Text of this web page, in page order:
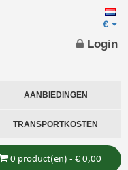
AANBIEDINGEN
TRANSPORTKOSTEN
€
0 product(en) - € 0,00
Login